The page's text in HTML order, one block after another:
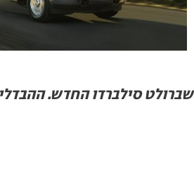
שברולט סילברדו החדש.